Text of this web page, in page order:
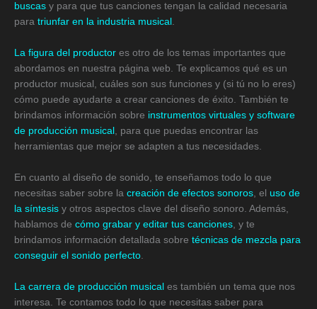
buscas y para que tus canciones tengan la calidad necesaria
para triunfar en la industria musical .
La figura del productor es otro de los temas importantes que
abordamos en nuestra página web. Te explicamos qué es un
productor musical, cuáles son sus funciones y (si tú no lo eres)
cómo puede ayudarte a crear canciones de éxito. También te
brindamos información sobre instrumentos virtuales y software
de producción musical , para que puedas encontrar las
herramientas que mejor se adapten a tus necesidades.
En cuanto al diseño de sonido, te enseñamos todo lo que
necesitas saber sobre la creación de efectos sonoros, el uso de
la síntesis y otros aspectos clave del diseño sonoro. Además,
hablamos de cómo grabar y editar tus canciones, y te
brindamos información detallada sobre técnicas de mezcla para
conseguir el sonido perfecto.
La carrera de producción musical es también un tema que nos
interesa. Te contamos todo lo que necesitas saber para